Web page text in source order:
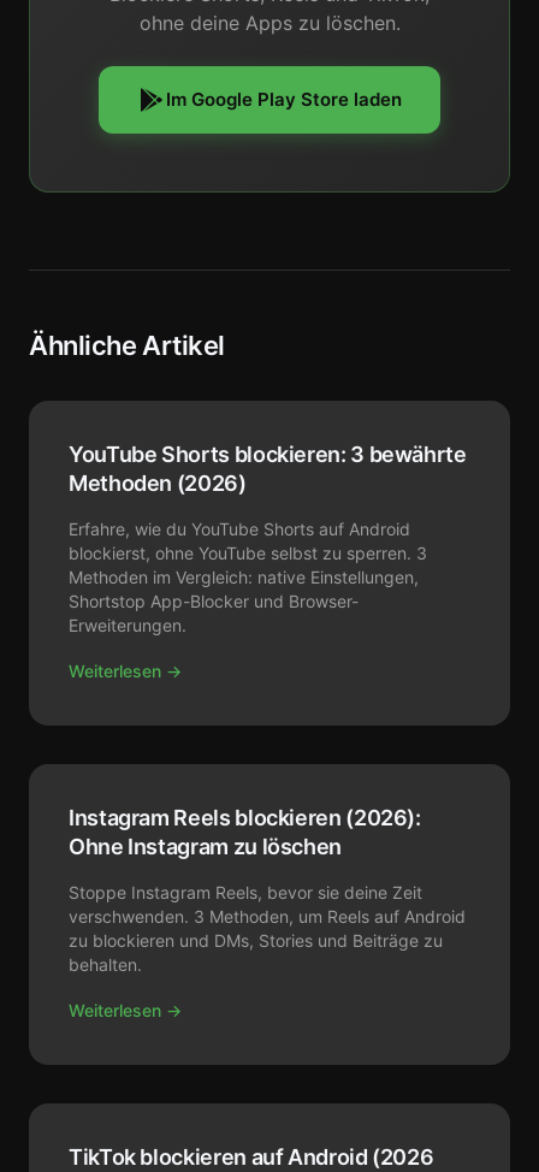
ohne deine Apps zu löschen.
Im Google Play Store laden
Ähnliche Artikel
YouTube Shorts blockieren: 3 bewährte
Methoden (2026)
Erfahre, wie du YouTube Shorts auf Android
blockierst, ohne YouTube selbst zu sperren. 3
Methoden im Vergleich: native Einstellungen,
Shortstop App-Blocker und Browser-
Erweiterungen.
Weiterlesen →
Instagram Reels blockieren (2026):
Ohne Instagram zu löschen
Stoppe Instagram Reels, bevor sie deine Zeit
verschwenden. 3 Methoden, um Reels auf Android
zu blockieren und DMs, Stories und Beiträge zu
behalten.
Weiterlesen →
TikTok blockieren auf Android (2026